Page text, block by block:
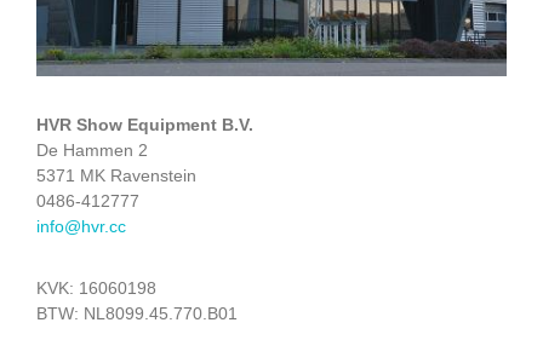
HVR Show Equipment B.V.
De Hammen 2
5371 MK Ravenstein
0486-412777
info@hvr.cc
KVK: 16060198
BTW: NL8099.45.770.B01